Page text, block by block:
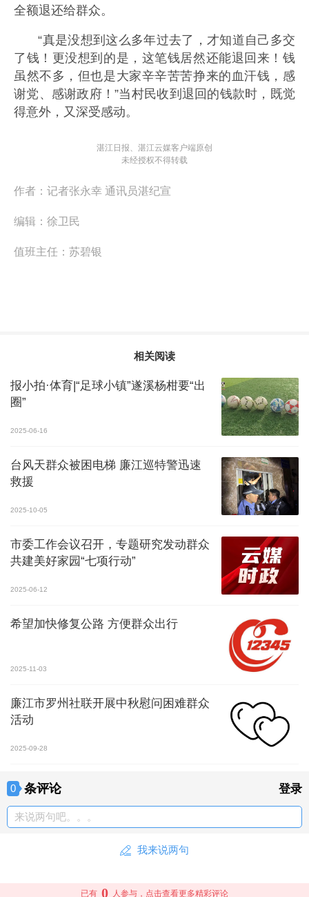
全额退还给群众。
“真是没想到这么多年过去了，才知道自己多交
了钱！更没想到的是，这笔钱居然还能退回来！钱
虽然不多，但也是大家辛辛苦苦挣来的血汗钱，感
谢党、感谢政府！”当村民收到退回的钱款时，既觉
得意外，又深受感动。
湛江日报、湛江云媒客户端原创
未经授权不得转载
作者： 记者张永幸 通讯员湛纪宣
编辑： 徐卫民
值班主任： 苏碧银
相关阅读
报小拍·体育|“足球小镇”遂溪杨柑要“出
圈”
2025-06-16
台风天群众被困电梯 廉江巡特警迅速
救援
2025-10-05
市委工作会议召开，专题研究发动群众
共建美好家园“七项行动”
2025-06-12
希望加快修复公路 方便群众出行
2025-11-03
廉江市罗州社联开展中秋慰问困难群众
活动
2025-09-28
0 条评论 登录
来说两句吧。。。
我来说两句
已有 0 人参与，点击查看更多精彩评论